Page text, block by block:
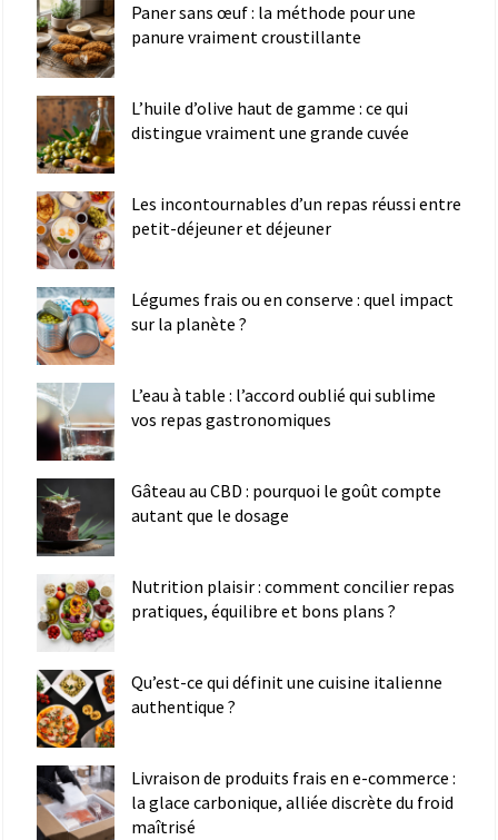
Paner sans œuf : la méthode pour une
panure vraiment croustillante
L’huile d’olive haut de gamme : ce qui
distingue vraiment une grande cuvée
Les incontournables d’un repas réussi entre
petit-déjeuner et déjeuner
Légumes frais ou en conserve : quel impact
sur la planète ?
L’eau à table : l’accord oublié qui sublime
vos repas gastronomiques
Gâteau au CBD : pourquoi le goût compte
autant que le dosage
Nutrition plaisir : comment concilier repas
pratiques, équilibre et bons plans ?
Qu’est-ce qui définit une cuisine italienne
authentique ?
Livraison de produits frais en e-commerce :
la glace carbonique, alliée discrète du froid
maîtrisé